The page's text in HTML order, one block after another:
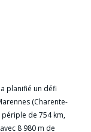
planifié un défi
(Charente-
périple de 754 km,
8 980 m de